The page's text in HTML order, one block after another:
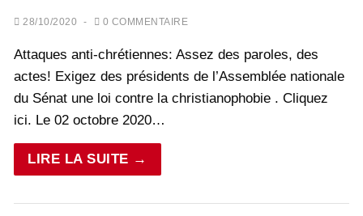
28/10/2020 - 0 COMMENTAIRE
Attaques anti-chrétiennes: Assez des paroles, des
actes! Exigez des présidents de l’Assemblée nationale
du Sénat une loi contre la christianophobie . Cliquez
ici. Le 02 octobre 2020…
LIRE LA SUITE →